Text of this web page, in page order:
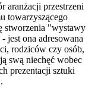
aranżacji przestrzeni
towarzyszącego
stworzenia "wystawy
jest ona adresowana
rodziców czy osób,
swą niechęć wobec
prezentacji sztuki